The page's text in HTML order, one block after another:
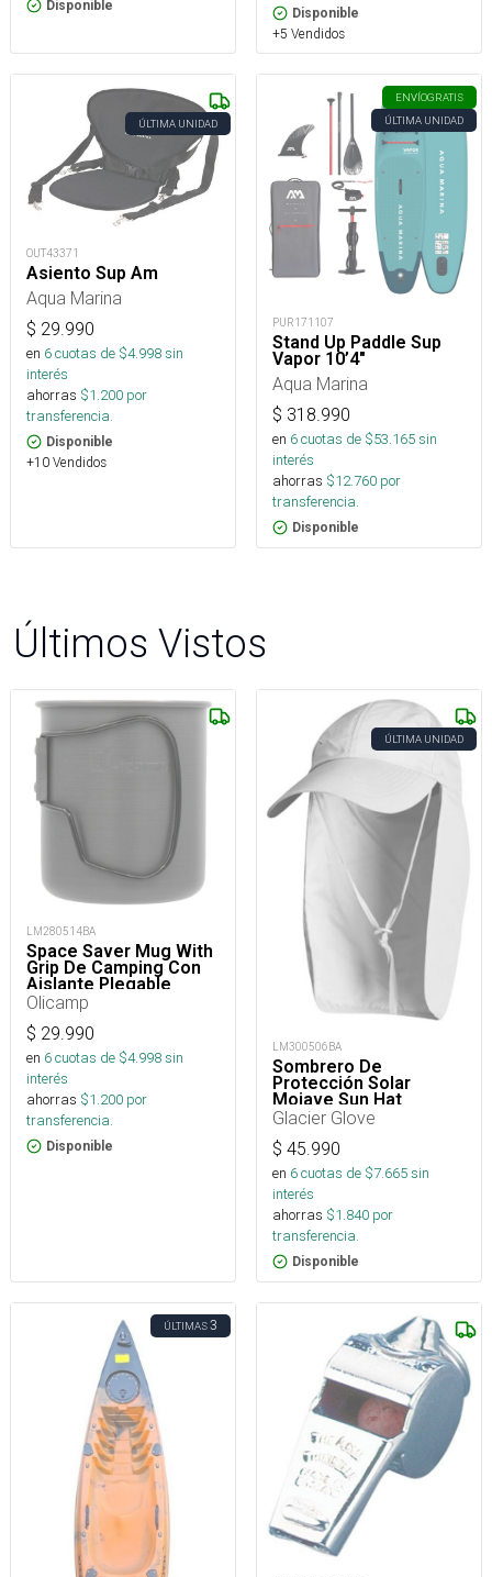
Disponible Disponible
+5 Vendidos
ÚLTIMA UNIDAD
OUT43371
Asiento Sup Am
Aqua Marina
$ 29.990
en 6cuotas de $4.998sin
interés
ahorras $1.200 por
transferencia.
Disponible
+10 Vendidos
ENVÍOGRATIS
ÚLTIMA UNIDAD
PUR171107
Stand Up Paddle Sup
Vapor 10’4″
Aqua Marina
$ 318.990
en 6cuotas de $53.165sin
interés
ahorras $12.760 por
transferencia.
Disponible
Últimos Vistos
LM280514BA
Space Saver Mug With
Grip De Camping Con
Aislante Plegable
Olicamp
$ 29.990
en 6cuotas de $4.998sin
interés
ahorras $1.200 por
transferencia.
Disponible
ÚLTIMA UNIDAD
LM300506BA
Sombrero De
Protección Solar
Mojave Sun Hat
Glacier Glove
$ 45.990
en 6cuotas de $7.665sin
interés
ahorras $1.840 por
transferencia.
Disponible
ÚLTIMAS3